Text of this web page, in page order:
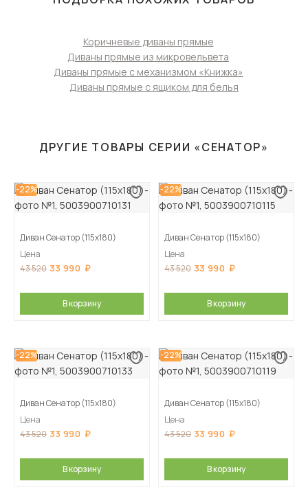
Коричневые диваны прямые
Диваны прямые из микровельвета
Диваны прямые с механизмом «Книжка»
Диваны прямые с ящиком для белья
ДРУГИЕ ТОВАРЫ СЕРИИ «СЕНАТОР»
-22%
Диван Сенатор (115х180)
Цена
43 520 33 990
В корзину
-22%
Диван Сенатор (115х180)
Цена
43 520 33 990
В корзину
-22%
Диван Сенатор (115х180)
Цена
43 520 33 990
В корзину
-22%
Диван Сенатор (115х180)
Цена
43 520 33 990
В корзину